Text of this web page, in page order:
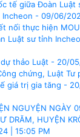
tế giữa Đoàn Luật
- 09/06/
nối thực hiện
Luật sư tỉnh
thảo Luật - 20/
chứng, Luật Tư
giá trị gia tăng -
NGUYỆN NGÀY
DRĂM, HUYỆN
| 15:05 PM